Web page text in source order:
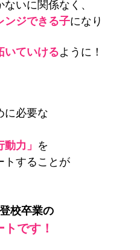
いに関係なく、
ンジできる子になり
いていけるように！
に必要な
動力」 を
トすることが
校卒業の
です！